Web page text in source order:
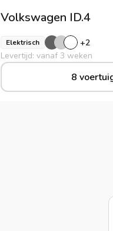
Volkswagen ID.4
Elektrisch +2
Levertijd: vanaf 3 weken
8